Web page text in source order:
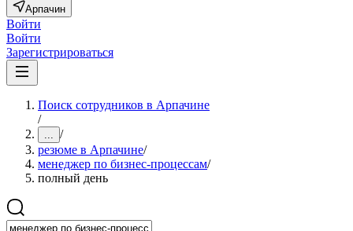
Арпачин
Войти
Войти
Зарегистрироваться
Поиск сотрудников в Арпачине
/
... /
резюме в Арпачине/
менеджер по бизнес-процессам/
полный день